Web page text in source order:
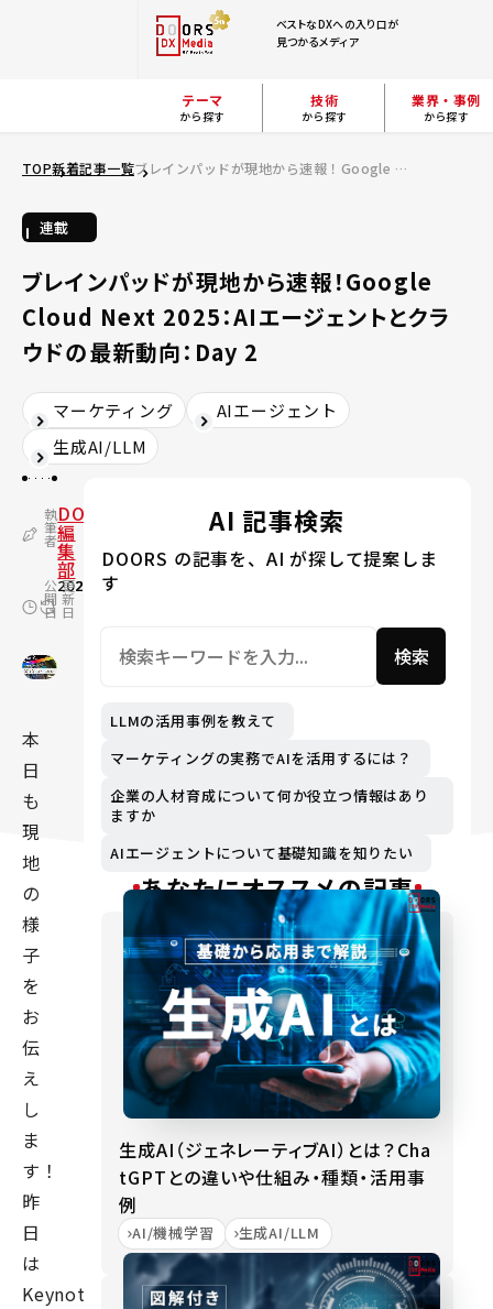
ベストなDXへの入り口が
見つかるメディア
テーマ
から探す
技術
から探す
業界・事例
から探す
TOP新着記事一覧 ブレインパッドが現地から速報！Google Cloud Next 2025：AIエージェントとクラウドの最新動向：Day 2
連載
ブレインパッドが現地から速報！Google
Cloud Next 2025：AIエージェントとクラ
ウドの最新動向：Day 2
マーケティング
AIエージェント
生成AI/LLM
執
筆
者
DOORS
編
集
部
公
開
日
2025.04.11
更
新
日
2025.04.14
本
日
も
現
地
の
様
子
を
お
伝
え
し
ま
す！
昨
日
は
Keynote
AI 記事検索
DOORS の記事を、AI が探して提案しま
す
検索
LLMの活用事例を教えて
マーケティングの実務でAIを活用するには？
企業の人材育成について何か役立つ情報はあり
ますか
AIエージェントについて基礎知識を知りたい
あなたにオススメの記事
生成AI（ジェネレーティブAI）とは？Cha
tGPTとの違いや仕組み・種類・活用事
例
AI/機械学習 生成AI/LLM